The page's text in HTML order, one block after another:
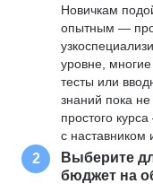
Новичкам
опытным —
уровне,
тесты или
знаний пока
простого
с наставником
2
Выберите
бюджет на